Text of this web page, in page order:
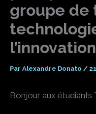
groupe de
l’innovation
Par Alexandre Donato /
Bonjour aux étudiants